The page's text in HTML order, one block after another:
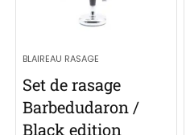
BLAIREAU RASAGE
Set de rasage
Barbedudaron /
Black edition